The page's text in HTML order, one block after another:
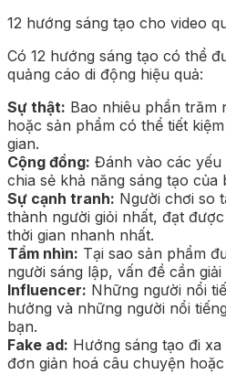
12 hướng sáng tạo cho video
Có 12 hướng sáng tạo có thể
quảng cáo di động hiệu quả:
Sự thật: Bao nhiêu phần trăm
hoặc sản phẩm có thể tiết
gian.
Cộng đồng: Đánh vào các
chia sẻ khả năng sáng tạo của
Sự cạnh tranh: Người chơi so
thành người giỏi nhất, đạt
thời gian nhanh nhất.
Tầm nhìn: Tại sao sản phẩm
người sáng lập, vấn đề cần giải
Influencer: Những người nổi
hưởng và những người nổi
bạn.
Fake ad: Hướng sáng tạo đi
đơn giản hoá câu chuyện hoặc